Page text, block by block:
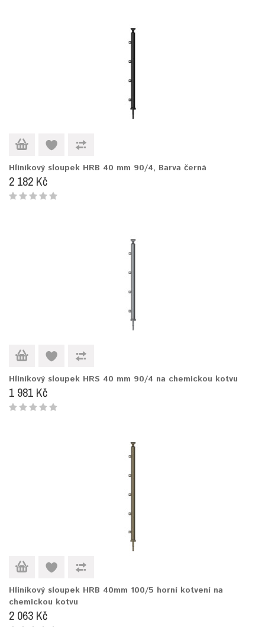
Hliníkový sloupek HRB 40 mm 90/4, Barva černá
2 182 Kč
Hliníkový sloupek HRS 40 mm 90/4 na chemickou kotvu
1 981 Kč
Hliníkový sloupek HRB 40mm 100/5 horní kotvení na
chemickou kotvu
2 063 Kč